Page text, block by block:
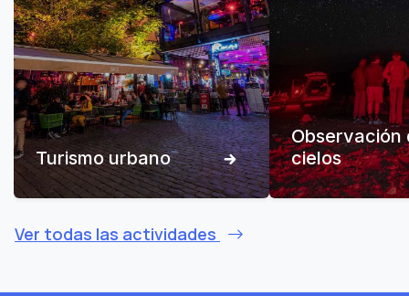
Turismo urbano
Observación
cielos
Ver todas las actividades